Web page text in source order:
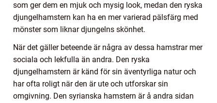
som ger dem en mjuk och mysig look, medan den ryska
djungelhamstern kan ha en mer varierad pälsfärg med
mönster som liknar djungelns skönhet.
När det gäller beteende är några av dessa hamstrar mer
sociala och lekfulla än andra. Den ryska
djungelhamstern är känd för sin äventyrliga natur och
har ofta roligt när den är ute och utforskar sin
omgivning. Den syrianska hamstern är å andra sidan